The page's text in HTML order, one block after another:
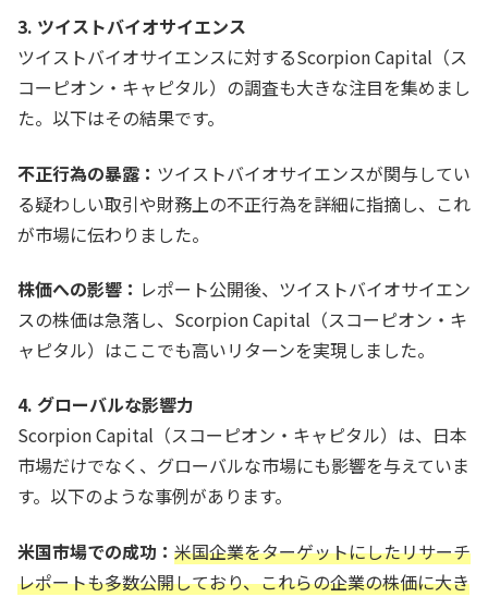
3. ツイストバイオサイエンス
ツイストバイオサイエンスに対するScorpion Capital（ス
コーピオン・キャピタル）の調査も大きな注目を集めまし
た。以下はその結果です。
不正行為の暴露： ツイストバイオサイエンスが関与してい
る疑わしい取引や財務上の不正行為を詳細に指摘し、これ
が市場に伝わりました。
株価への影響： レポート公開後、ツイストバイオサイエン
スの株価は急落し、Scorpion Capital（スコーピオン・キ
ャピタル）はここでも高いリターンを実現しました。
4. グローバルな影響力
Scorpion Capital（スコーピオン・キャピタル）は、日本
市場だけでなく、グローバルな市場にも影響を与えていま
す。以下のような事例があります。
米国市場での成功： 米国企業をターゲットにしたリサーチ
レポートも多数公開しており、これらの企業の株価に大き